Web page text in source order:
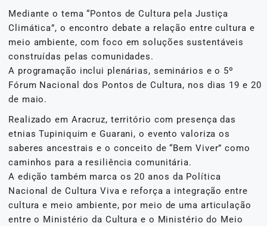
Mediante o tema “Pontos de Cultura pela Justiça
Climática”, o encontro debate a relação entre cultura e
meio ambiente, com foco em soluções sustentáveis
construídas pelas comunidades.
A programação inclui plenárias, seminários e o 5º
Fórum Nacional dos Pontos de Cultura, nos dias 19 e 20
de maio.
Realizado em Aracruz, território com presença das
etnias Tupiniquim e Guarani, o evento valoriza os
saberes ancestrais e o conceito de “Bem Viver” como
caminhos para a resiliência comunitária.
A edição também marca os 20 anos da Política
Nacional de Cultura Viva e reforça a integração entre
cultura e meio ambiente, por meio de uma articulação
entre o Ministério da Cultura e o Ministério do Meio